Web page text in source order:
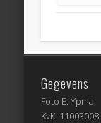
Gegevens
Foto E. Ypma
KvK: 11003008